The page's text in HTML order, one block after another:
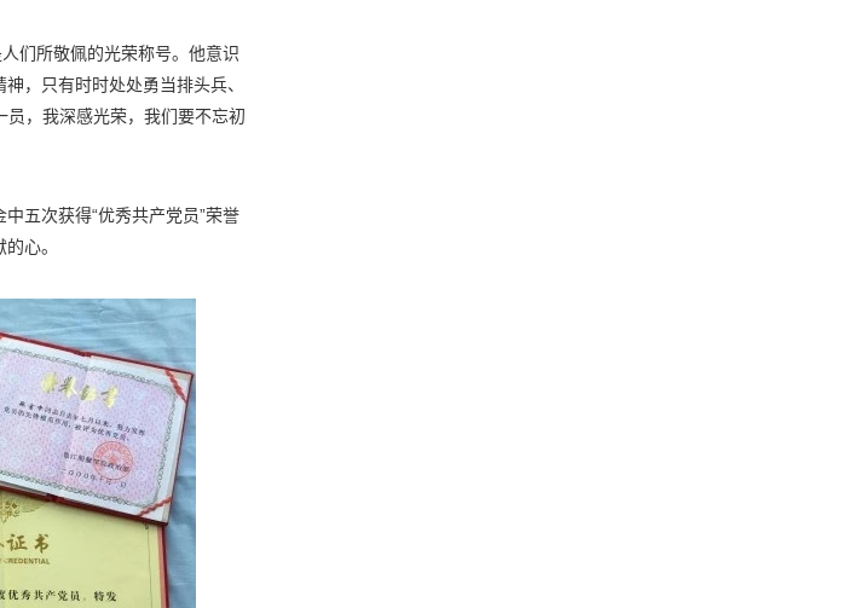
们所敬佩的光荣称号。他意识
，只有时时处处勇当排头兵、
员，我深感光荣，我们要不忘初
五次获得“优秀共产党员”荣誉
心。